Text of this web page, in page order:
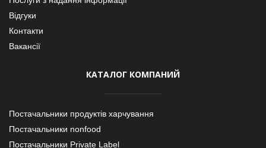
Відгуки
Контакти
Вакансії
КАТАЛОГ КОМПАНИЙ
Постачальники продуктів харчування
Постачальники nonfood
Постачальники Private Label